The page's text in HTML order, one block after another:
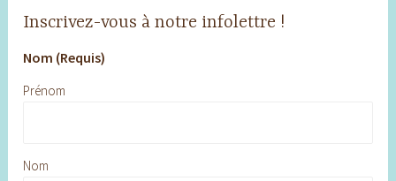
Inscrivez-vous à notre infolettre !
Nom (Requis)
Prénom
Nom